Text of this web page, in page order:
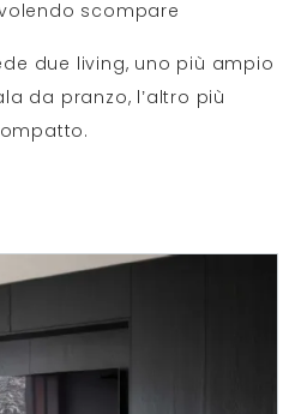
scompare
due living, uno più ampio
da pranzo, l’altro più